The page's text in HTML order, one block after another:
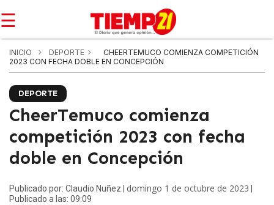
☰
INICIO DEPORTE
CHEERTEMUCO COMIENZA COMPETICIÓN
2023 CON FECHA DOBLE EN CONCEPCIÓN
DEPORTE
CheerTemuco comienza
competición 2023 con fecha
doble en Concepción
Publicado por: Claudio Nuñez | domingo 1 de octubre de 2023
Publicado a las: 09:09